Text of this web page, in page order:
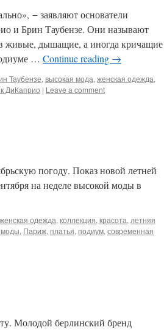
− заявляют основатели
и Брин Таубензе. Они называют
живые, дышащие, а иногда кричащие
… Continue reading →
Таубензе, высокая мода, женская одежда,
ДиКаприо | Leave a comment
погоду. Показ новой летней
на неделе высокой моды в
женская одежда, коллекция, красота, летняя
моды, Париж, платья, подиум, современная
Молодой берлинский бренд